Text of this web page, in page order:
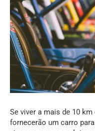
Se viver a mais de 10
fornecerão um carro